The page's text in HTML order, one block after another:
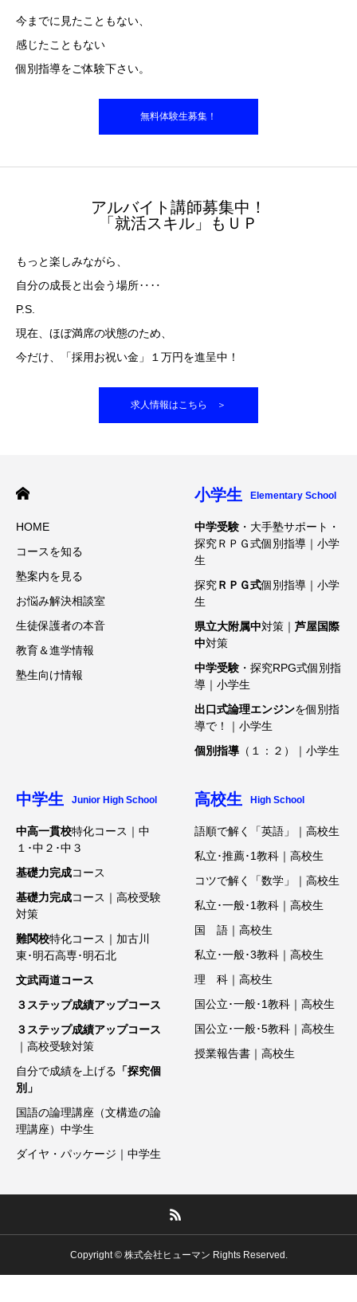
今までに見たこともない、
感じたこともない
個別指導をご体験下さい。
無料体験生募集！
アルバイト講師募集中！
「就活スキル」もＵＰ
もっと楽しみながら、
自分の成長と出会う場所‥‥
P.S.
現在、ほぼ満席の状態のため、
今だけ、「採用お祝い金」１万円を進呈中！
求人情報はこちら ＞
HOME
コースを知る
塾案内を見る
お悩み解決相談室
生徒保護者の本音
教育＆進学情報
塾生向け情報
小学生 Elementary School
中学受験 ・大手塾サポート・
探究ＲＰＧ式個別指導｜小学
生
探究ＲＰＧ式個別指導｜小学
生
県立大附属中対策｜ 芦屋国際
中対策
中学受験 ・探究RPG式個別指
導｜小学生
出口式論理エンジンを個別指
導で！｜小学生
個別指導 （１：２）｜小学生
中学生 Junior High School
中高一貫校特化コース｜中
１･中２･中３
基礎力完成コース
基礎力完成コース｜高校受験
対策
難関校特化コース｜加古川
東･明石高専･明石北
文武両道コース
３ステップ成績アップコース
３ステップ成績アップコース
｜高校受験対策
自分で成績を上げる 「探究個
別」
国語の論理講座（文構造の論
理講座）中学生
ダイヤ・パッケージ｜中学生
高校生 High School
語順で解く「英語」｜高校生
私立･推薦･1教科｜高校生
コツで解く「数学」｜高校生
私立･一般･1教科｜高校生
国 語｜高校生
私立･一般･3教科｜高校生
理 科｜高校生
国公立･一般･1教科｜高校生
国公立･一般･5教科｜高校生
授業報告書｜高校生
Copyright © 株式会社ヒューマン Rights Reserved.